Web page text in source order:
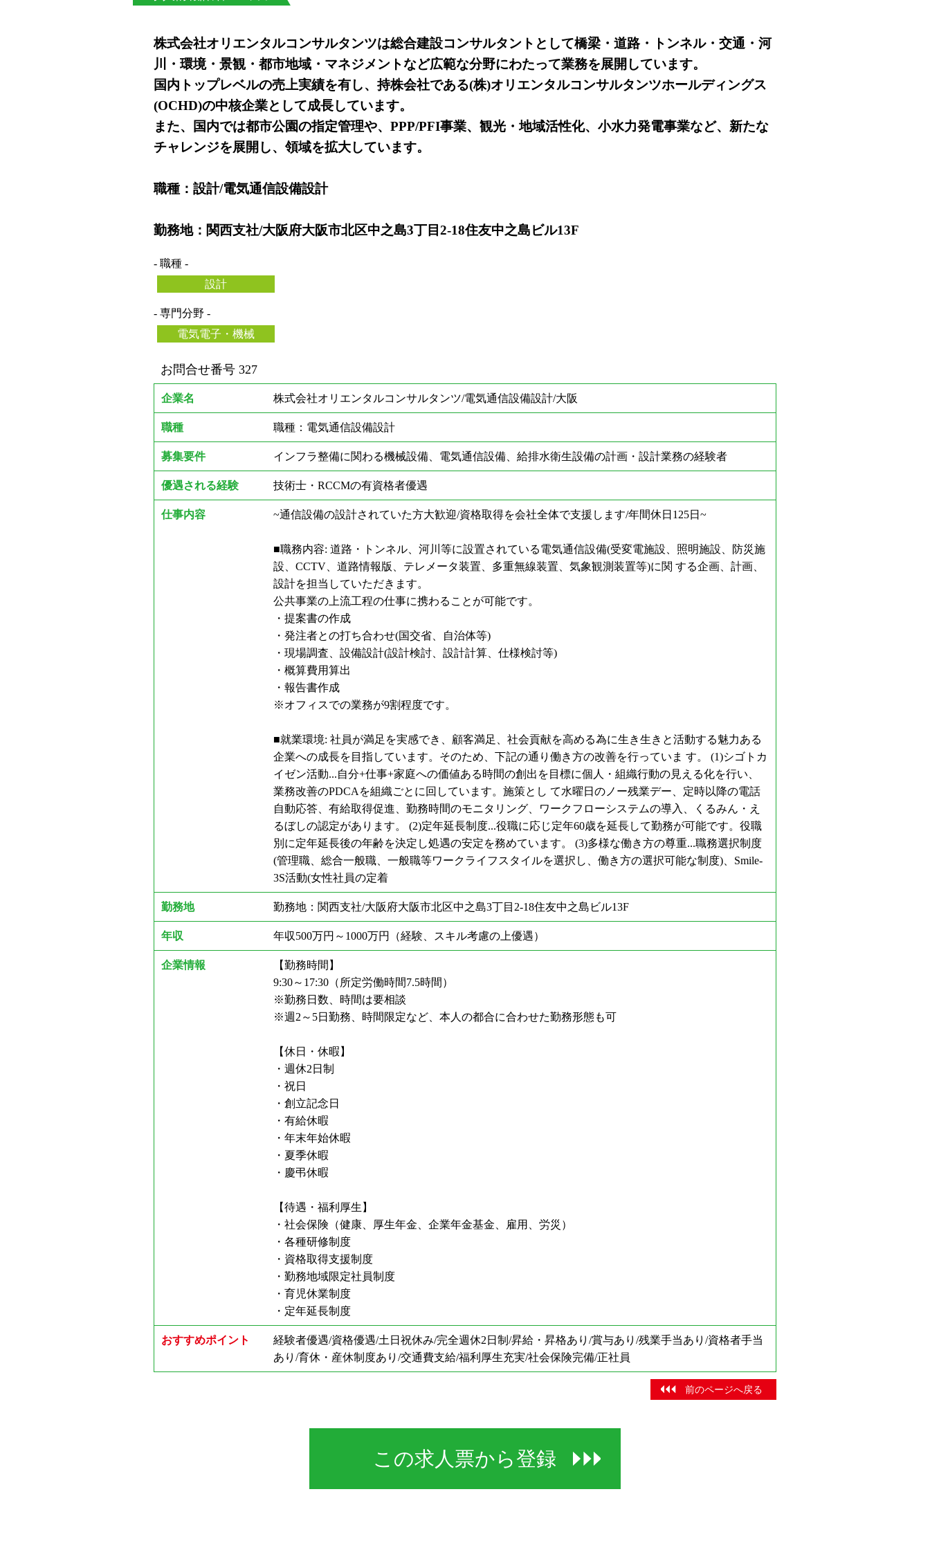
株式会社オリエンタルコンサルタンツは総合建設コンサルタントとして橋梁・道路・トンネル・交通・河
川・環境・景観・都市地域・マネジメントなど広範な分野にわたって業務を展開しています。
国内トップレベルの売上実績を有し、持株会社である(株)オリエンタルコンサルタンツホールディングス
(OCHD)の中核企業として成長しています。
また、国内では都市公園の指定管理や、PPP/PFI事業、観光・地域活性化、小水力発電事業など、新たな
チャレンジを展開し、領域を拡大しています。
職種：設計/電気通信設備設計
勤務地：関西支社/大阪府大阪市北区中之島3丁目2-18住友中之島ビル13F
- 職種 -
設計
- 専門分野 -
電気電子・機械
お問合せ番号 327
企業名 株式会社オリエンタルコンサルタンツ/電気通信設備設計/大阪
職種 職種：電気通信設備設計
募集要件 インフラ整備に関わる機械設備、電気通信設備、給排水衛生設備の計画・設計業務の経験者
優遇される経験 技術士・RCCMの有資格者優遇
仕事内容 ~通信設備の設計されていた方大歓迎/資格取得を会社全体で支援します/年間休日125日~
■職務内容: 道路・トンネル、河川等に設置されている電気通信設備(受変電施設、照明施設、防災施
設、CCTV、道路情報版、テレメータ装置、多重無線装置、気象観測装置等)に関 する企画、計画、
設計を担当していただきます。
公共事業の上流工程の仕事に携わることが可能です。
・提案書の作成
・発注者との打ち合わせ(国交省、自治体等)
・現場調査、設備設計(設計検討、設計計算、仕様検討等)
・概算費用算出
・報告書作成
※オフィスでの業務が9割程度です。
■就業環境: 社員が満足を実感でき、顧客満足、社会貢献を高める為に生き生きと活動する魅力ある
企業への成長を目指しています。そのため、下記の通り働き方の改善を行っていま す。 (1)シゴトカ
イゼン活動...自分+仕事+家庭への価値ある時間の創出を目標に個人・組織行動の見える化を行い、
業務改善のPDCAを組織ごとに回しています。施策とし て水曜日のノー残業デー、定時以降の電話
自動応答、有給取得促進、勤務時間のモニタリング、ワークフローシステムの導入、くるみん・え
るぼしの認定があります。 (2)定年延長制度...役職に応じ定年60歳を延長して勤務が可能です。役職
別に定年延長後の年齢を決定し処遇の安定を務めています。 (3)多様な働き方の尊重...職務選択制度
(管理職、総合一般職、一般職等ワークライフスタイルを選択し、働き方の選択可能な制度)、Smile-
3S活動(女性社員の定着
勤務地 勤務地：関西支社/大阪府大阪市北区中之島3丁目2-18住友中之島ビル13F
年収 年収500万円～1000万円（経験、スキル考慮の上優遇）
企業情報
【勤務時間】
9:30～17:30（所定労働時間7.5時間）
※勤務日数、時間は要相談
※週2～5日勤務、時間限定など、本人の都合に合わせた勤務形態も可
【休日・休暇】
・週休2日制
・祝日
・創立記念日
・有給休暇
・年末年始休暇
・夏季休暇
・慶弔休暇
【待遇・福利厚生】
・社会保険（健康、厚生年金、企業年金基金、雇用、労災）
・各種研修制度
・資格取得支援制度
・勤務地域限定社員制度
・育児休業制度
・定年延長制度
おすすめポイント
経験者優遇/資格優遇/土日祝休み/完全週休2日制/昇給・昇格あり/賞与あり/残業手当あり/資格者手当
あり/育休・産休制度あり/交通費支給/福利厚生充実/社会保険完備/正社員
前のページへ戻る
この求人票から登録